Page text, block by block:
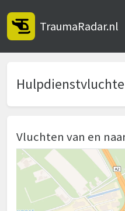
TraumaRadar.nl
Vluchten van en